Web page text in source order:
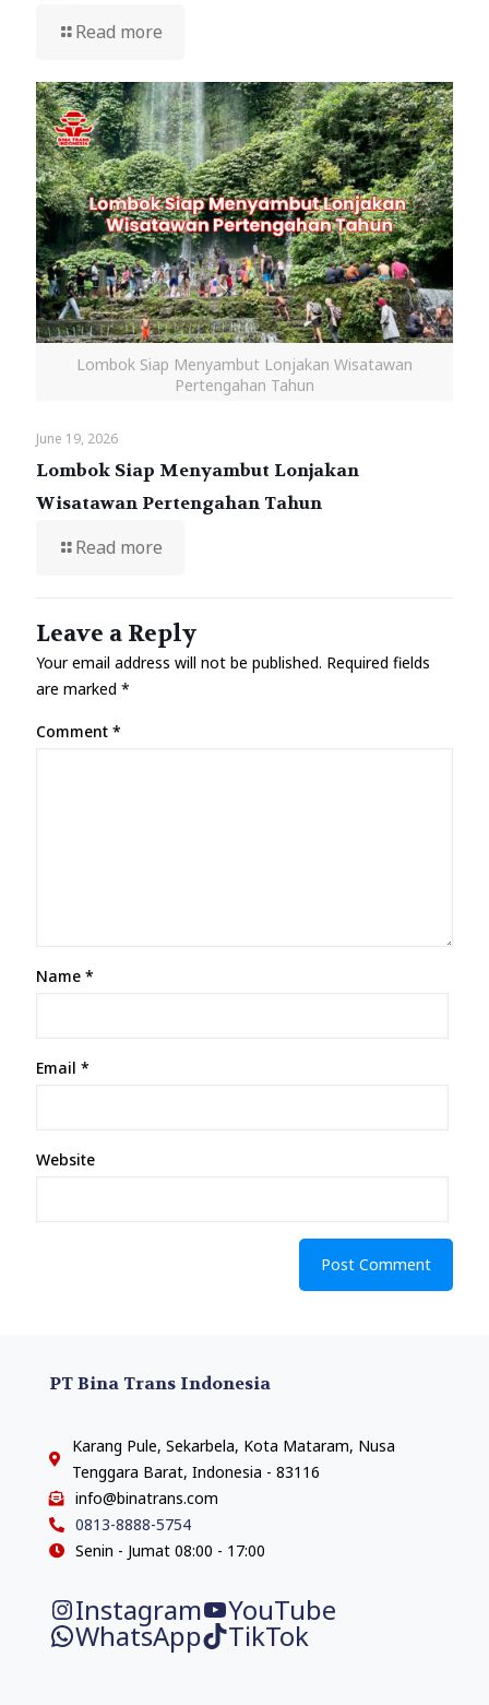
Read more
Lombok Siap Menyambut Lonjakan Wisatawan
Pertengahan Tahun
June 19, 2026
Lombok Siap Menyambut Lonjakan
Wisatawan Pertengahan Tahun
Read more
Leave a Reply
Your email address will not be published. Required fields
are marked *
Comment *
Name *
Email *
Website
PT Bina Trans Indonesia
Karang Pule, Sekarbela, Kota Mataram, Nusa
Tenggara Barat, Indonesia - 83116
info@binatrans.com
0813-8888-5754
Senin - Jumat 08:00 - 17:00
Instagram YouTube
WhatsApp TikTok